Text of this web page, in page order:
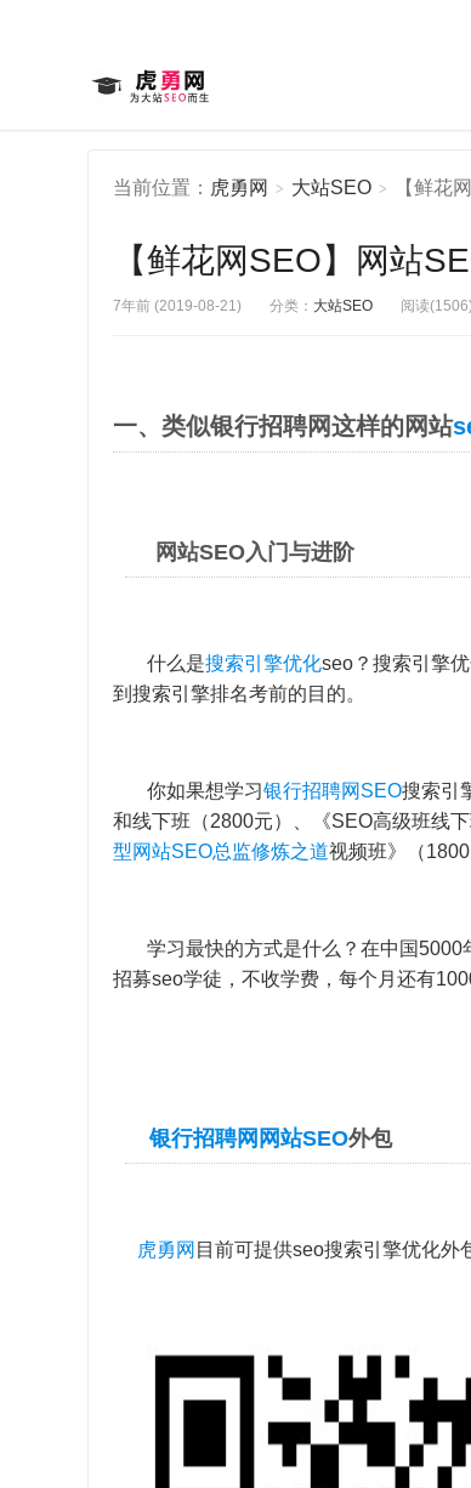
当前位置： 虎勇网 > 大站SEO > 【鲜花
【鲜花网SEO】网站
7年前 (2019-08-21) 分类： 大站SEO 阅读(1506)
一、类似银行招聘网这样的网站
网站SEO入门与进阶
什么是搜索引擎优化seo？搜索引擎
到搜索引擎排名考前的目的。
你如果想学习银行招聘网SEO搜索引
和线下班（2800元）、《SEO高级班线
型网站SEO总监修炼之道视频班》（
学习最快的方式是什么？在中国5000
招募seo学徒，不收学费，每个月还有
银行招聘网网站SEO外包
虎勇网 目前可提供seo搜索引擎优化外